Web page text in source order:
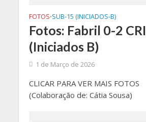
FOTOS•SUB-15 (INICIADOS-B)
Fotos: Fabril 0-2 CRI
(Iniciados B)
1 de Março de 2026
CLICAR PARA VER MAIS FOTOS
(Colaboração de: Cátia Sousa)